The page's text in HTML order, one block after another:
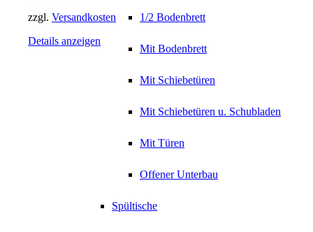
1/2 Bodenbrett
Mit Bodenbrett
Mit Schiebetüren
Mit Schiebetüren u. Schubladen
Mit Türen
Offener Unterbau
Spültische
zzgl. Versandkosten
Details anzeigen